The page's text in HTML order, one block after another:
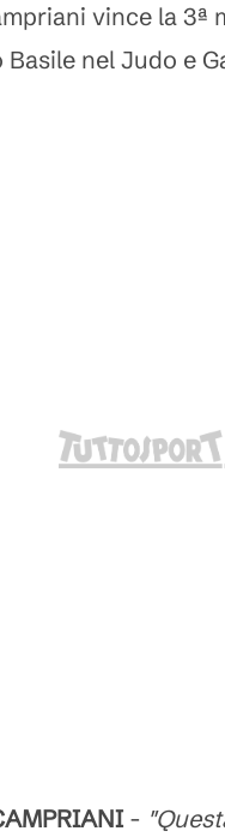
vince la 3ª
Basile nel Judo e
-